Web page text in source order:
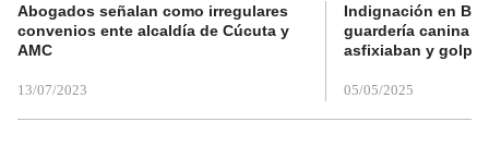
Abogados señalan como irregulares
convenios ente alcaldía de Cúcuta y
AMC
13/07/2023
Indignación en
guardería canina
asfixiaban y
05/05/2025